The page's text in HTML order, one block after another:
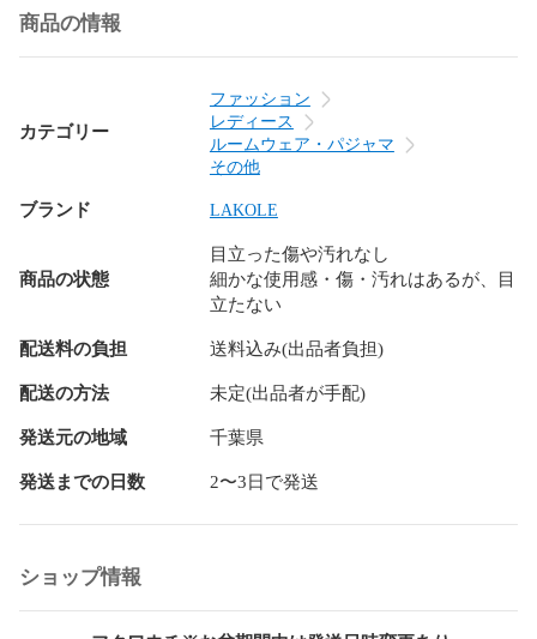
ン 羽織 ダウンジャケット トレンチ カーゴ フレア ベルボトム
ミモレ 透け ブラトップ タイト ミニサイズ ビッグサイズ マキ
シ オーバーサイズ スキニー スリムデザイン ワイドサイズ 小
さいサイズ 大きいサイズ タックワイド 作業着 DIY スカジャ
ン ミリタリー 法被 着物 浴衣 自動巻時計 手巻時計 スマート
ウォッチ クオーツ ビンテージ ビンテージ 古着 ミディアム ボ
リューム 上下セット 春 夏 秋 冬 高級品 プチプラ セットアッ
コン ドライブ デート 同窓会 飲み会 登山 休日 家族 まったり
里帰り ゆったり パジャマ 部屋着 家着 外行き 旅行 オフィス
カジュアル OL 喪服 冠婚葬祭 フェス ライブ クラブ オタ活 テ
ーマパーク 婚活 コスプレ コミ系 ハロウィンショッピング ス
ポーツ スキー スノボ サーフィン カラオケ パーティー コーデ
ィネート コーデ ドメスティック インポート サーフ系 ギャル
系 ロリータ系 韓国系 ストリート系 Y2K 個性派 量産型 ウエデ
ィング お呼ばれ 同窓会 裏原系 お見合い 夏祭り 花火大会 ネ
パー系 youtuber インフルエンサー ナチュラル系 モデル系 ガ
テン系 オーガニック系 芸能人 俳優系 複数商品 まとめ お得
かわいい系 ガーリー 個性派 フィットネス系 ヤンキー系 おじ
さん系 オタク系 モード系 やりら系 ホスト系 キャバ 清楚系
等の品を多数取り扱っています。
商品の情報
カテゴリー
ファッション
レディース
ルームウェア・パジャマ
その他
ブランド LAKOLE
商品の状態
目立った傷や汚れなし
細かな使用感・傷・汚れはあるが、目
立たない
配送料の負担 送料込み(出品者負担)
配送の方法 未定(出品者が手配)
発送元の地域 千葉県
発送までの日数 2〜3日で発送
ショップ情報